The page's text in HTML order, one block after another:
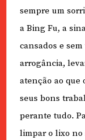
sempre um
a Bing Fu, a
cansados e
arrogância,
atenção ao que
seus bons
perante tudo.
limpar o lixo no